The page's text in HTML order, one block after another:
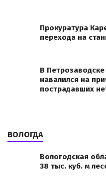
Прокуратура
перехода на
В
навалился на
пострадавших
ВОЛОГДА
Вологодская
38 тыс. куб. м